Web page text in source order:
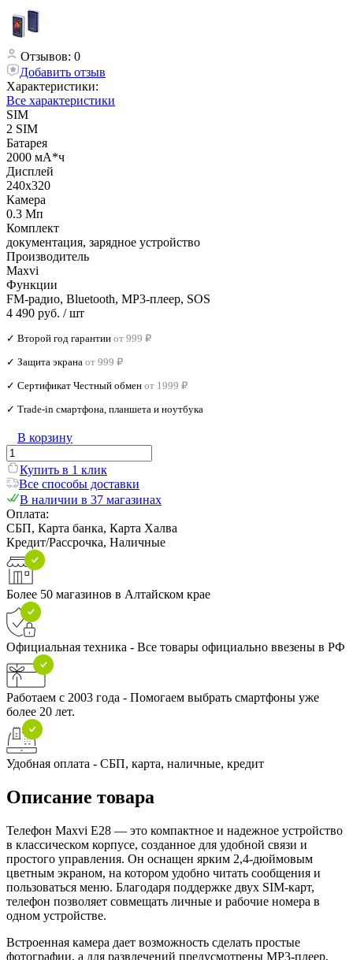
Отзывов: 0
Добавить отзыв
Характеристики:
Все характеристики
SIM
2 SIM
Батарея
2000 мА*ч
Дисплей
240х320
Камера
0.3 Мп
Комплект
документация, зарядное устройство
Производитель
Maxvi
Функции
FM-радио, Bluetooth, MP3-плеер, SOS
4 490 руб. / шт
✓ Второй год гарантии от 999 ₽
✓ Защита экрана от 999 ₽
✓ Сертификат Честный обмен от 1999 ₽
✓ Trade‑in смартфона, планшета и ноутбука
В корзину
Купить в 1 клик
Все способы доставки
В наличии в 37 магазинах
Оплата:
СБП, Карта банка, Карта Халва
Кредит/Рассрочка, Наличные
Более 50 магазинов в Алтайском крае
Официальная техника - Все товары официально ввезены в РФ
Работаем с 2003 года - Помогаем выбрать смартфоны уже
более 20 лет.
Удобная оплата - СБП, карта, наличные, кредит
Описание товара
Телефон Maxvi E28 — это компактное и надежное устройство
в классическом корпусе, созданное для удобной связи и
простого управления. Он оснащен ярким 2,4-дюймовым
цветным экраном, на котором удобно читать сообщения и
пользоваться меню. Благодаря поддержке двух SIM-карт,
телефон позволяет совмещать личные и рабочие номера в
одном устройстве.
Встроенная камера дает возможность сделать простые
фотографии, а для развлечений предусмотрены MP3-плеер,